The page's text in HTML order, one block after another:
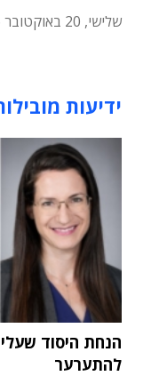
שלישי, 20 באוקטובר 2026
ידיעות
הנחת היסוד
להתערער